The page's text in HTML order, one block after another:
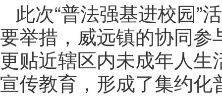
此次“普法强基进校园”
要举措，威远镇的协同参
更贴近辖区内未成年人生
宣传教育，形成了集约化